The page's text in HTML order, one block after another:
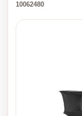
10062480